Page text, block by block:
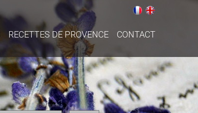
RECETTES DE PROVENCE CONTACT